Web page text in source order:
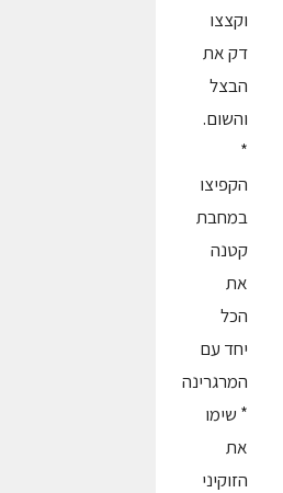
וקצצו
דק את
הבצל
והשום.
*
הקפיצו
במחבת
קטנה
את
הכל
יחד עם
המרגרינה
* שימו
את
הזוקיני